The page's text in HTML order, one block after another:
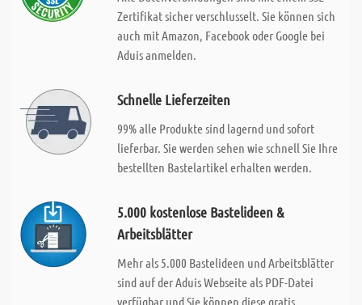
Zertifikat sicher verschlusselt. Sie können sich
auch mit Amazon, Facebook oder Google bei
Aduis anmelden.
Schnelle Lieferzeiten
99% alle Produkte sind lagernd und sofort
lieferbar. Sie werden sehen wie schnell Sie Ihre
bestellten Bastelartikel erhalten werden.
5.000 kostenlose Bastelideen &
Arbeitsblätter
Mehr als 5.000 Bastelideen und Arbeitsblätter
sind auf der Aduis Webseite als PDF-Datei
verfügbar und Sie können diese gratis